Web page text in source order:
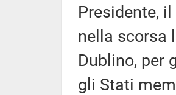
Presidente,
nella scorsa
Dublino, per
gli Stati